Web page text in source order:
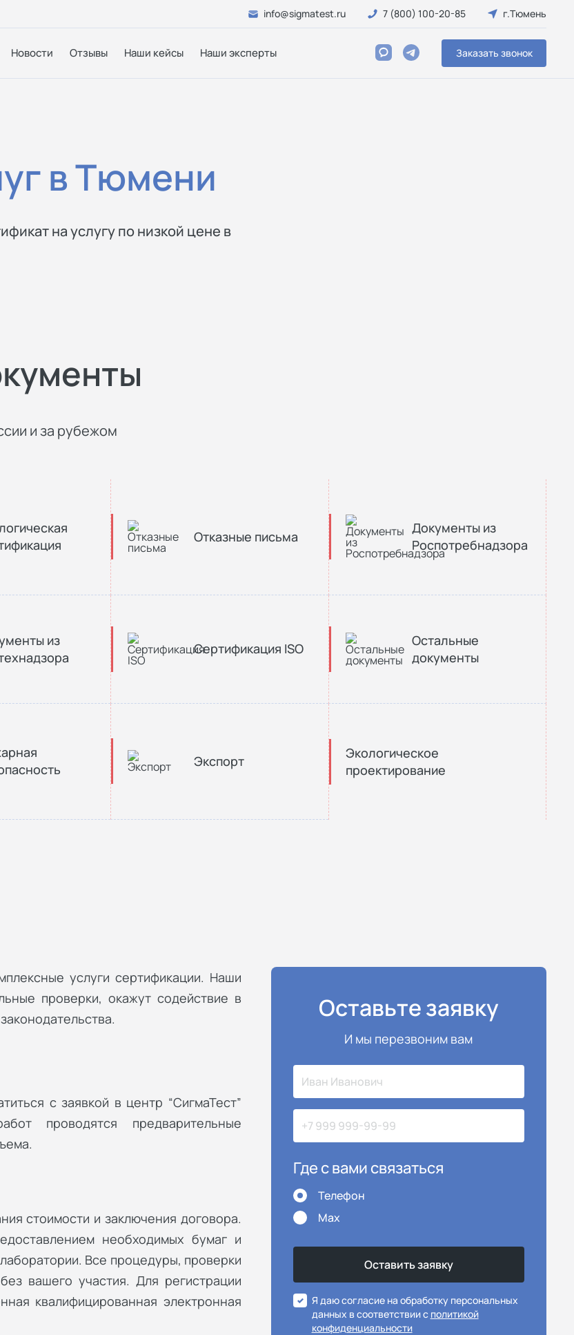
info@sigmatest.ru 7 (800) 100-20-85 г.Тюмень
Новости Отзывы Наши кейсы Наши эксперты Заказать звонок
в Тюмени
на услугу по низкой цене в
и за рубежом
Отказные письма
Документы из
Роспотребнадзора
из
Сертификация ISO
Остальные
документы
Экспорт
Экологическое
проектирование
услуги сертификации. Наши
проверки, окажут содействие в
с заявкой в центр “СигмаТест”
проводятся предварительные
стоимости и заключения договора.
необходимых бумаг и
Все процедуры, проверки
вашего участия. Для регистрации
квалифицированная электронная
Оставьте заявку
И мы перезвоним вам
Где с вами связаться
Телефон
Max
Я даю согласие на обработку персональных
данных в соответствии с политикой
конфиденциальности